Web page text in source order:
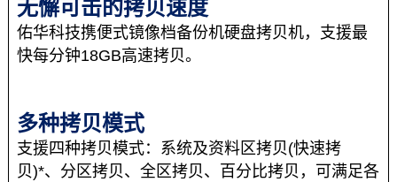
无懈可击的拷贝速度
佑华科技携便式镜像档备份机硬盘拷贝机，支援最
快每分钟18GB高速拷贝。
多种拷贝模式
支援四种拷贝模式：系统及资料区拷贝(快速拷
贝)*、分区拷贝、全区拷贝、百分比拷贝，可满足各